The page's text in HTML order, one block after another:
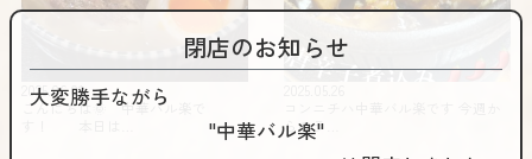
2025.06.01
こんにちは🌞 中華バル楽で
らのラ…
閉店のお知らせ
大変勝手ながら
"中華バル楽"